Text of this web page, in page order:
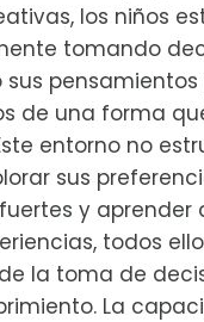
los niños
tomando
sus pensamientos
de una forma
entorno no
sus
y aprender
todos
la toma de
La